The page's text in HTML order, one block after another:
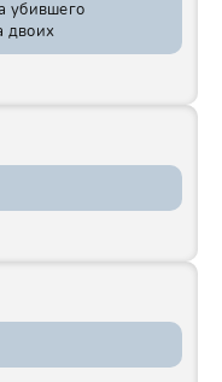
убившего
двоих